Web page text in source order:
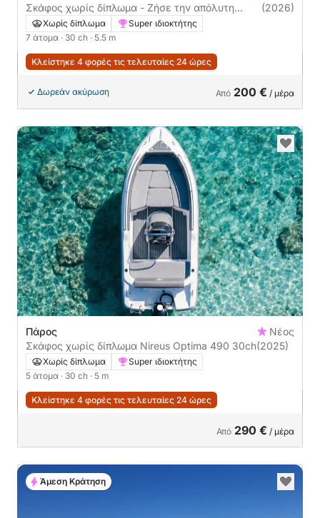
Σκάφος χωρίς δίπλωμα - Ζήσε την απόλυτη
ελευθερία στην θάλασσα
(2026)
Χωρίς δίπλωμα
Super ιδιοκτήτης
7 άτομα · 30 ch · 5.5 m
Κλείστηκε 4 φορές τις τελευταίες 24 ώρες
Δωρεάν ακύρωση Από 200 € / μέρα
Πάρος
Νέος
Σκάφος χωρίς δίπλωμα Nireus Optima 490 30ch(2025)
Χωρίς δίπλωμα
Super ιδιοκτήτης
5 άτομα · 30 ch · 5 m
Κλείστηκε 4 φορές τις τελευταίες 24 ώρες
Από 290 € / μέρα
Άμεση Κράτηση